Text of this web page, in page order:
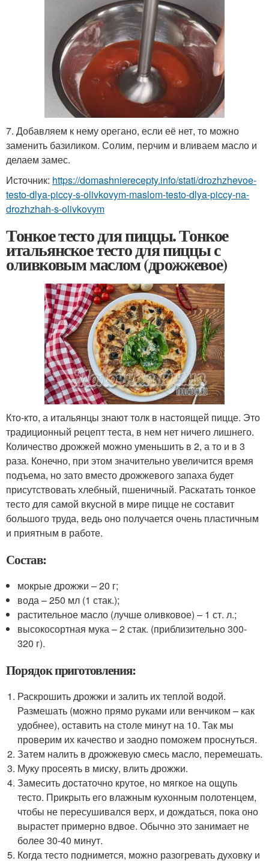
7. Добавляем к нему орегано, если её нет, то можно
заменить базиликом. Солим, перчим и вливаем масло и
делаем замес.
Источник: https://domashnierecepty.info/stati/drozhzhevoe-
testo-dlya-piccy-s-olivkovym-maslom-testo-dlya-piccy-na-
drozhzhah-s-olivkovym
Тонкое тесто для пиццы. Тонкое
итальянское тесто для пиццы с
оливковым маслом (дрожжевое)
Кто-кто, а итальянцы знают толк в настоящей пицце. Это
традиционный рецепт теста, в нем нет ничего лишнего.
Количество дрожжей можно уменьшить в 2, а то и в 3
раза. Конечно, при этом значительно увеличится время
подъема, но зато вместо дрожжевого запаха будет
присутствовать хлебный, пшеничный. Раскатать тонкое
тесто для самой вкусной в мире пицце не составит
большого труда, ведь оно получается очень пластичным
и приятным в работе.
Состав:
мокрые дрожжи – 20 г;
вода – 250 мл (1 стак.);
растительное масло (лучше оливковое) – 1 ст. л.;
высокосортная мука – 2 стак. (приблизительно 300-
320 г).
Порядок приготовления:
Раскрошить дрожжи и залить их теплой водой.
Размешать (можно прямо руками или венчиком – как
удобнее), оставить на столе минут на 10. Так мы
проверим их качество и заодно поможем проснуться.
Затем налить в дрожжевую смесь масло, перемешать.
Муку просеять в миску, влить дрожжи.
Замесить достаточно крутое, но мягкое на ощупь
тесто. Прикрыть его влажным кухонным полотенцем,
чтобы не пересушивался верх, и дождаться, пока оно
вырастет примерно вдвое. Обычно это занимает не
более 30-40 минут.
Когда тесто поднимется, можно разогревать духовку и